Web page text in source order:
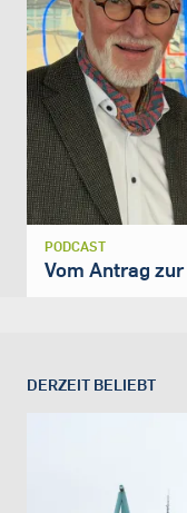
PODCAST
Vom Antrag
DERZEIT BELIEBT